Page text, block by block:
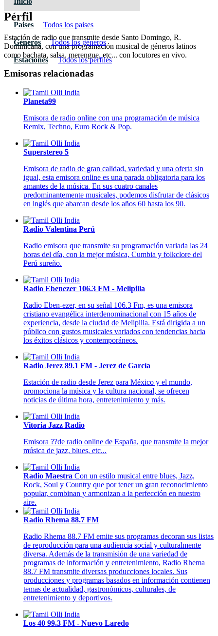
Paises Todos los paises
Géneros Todos los géneros
Estaciones Todos los pérfiles
Pérfil
Estación de radio que transmite desde Santo Domingo, R.
Dominicana, con una programación musical de géneros latinos
como bachata, salsa, merengue, etc... con locutores en vivo.
Emisoras relacionadas
Planeta99
Emisora de radio online con una programación de música
Remix, Techno, Euro Rock & Pop.
Superstereo 5
Emisora de radio de gran calidad, variedad y una oferta sin
igual, esta emisora online es una parada obligatoria para los
amantes de la música. En sus cuatro canales
predominantemente musicales, podemos disfrutar de clásicos
en inglés que abarcan desde los años 60 hasta los 90.
Radio Valentina Perú
Radio emisora que transmite su programación variada las 24
horas del día, con la mejor música, Cumbia y folkclore del
Perú sureño.
Radio Ebenezer 106.3 FM - Melipilla
Radio Eben-ezer, en su señal 106.3 Fm, es una emisora
cristiano evangélica interdenominacional con 15 años de
experiencia, desde la ciudad de Melipilla. Está dirigida a un
público con gustos musicales variados con tendencias hacia
los éxitos clásicos y contemporáneos.
Radio Jerez 89.1 FM - Jerez de García
Estación de radio desde Jerez para México y el mundo,
promociona la música y la cultura nacional, se ofrecen
noticias de última hora, entretenimiento y más.
Vitoria Jazz Radio
Emisora ??de radio online de España, que transmite la mejor
música de jazz, blues, etc...
Radio Maestra Con un estilo musical entre blues, Jazz,
Rock, Soul y Country que por tener un gran reconocimiento
popular, combinan y armonizan a la perfección en nuestro
aire.
Radio Rhema 88.7 FM
Radio Rhema 88.7 FM emite sus programas decoran sus listas
de reproducción para una audiencia social y culturalmente
diversa. Además de la transmisión de una variedad de
programas de información y entretenimiento, Radio Rhema
88.7 FM transmite diversas producciones locales. Sus
producciones y programas basados en información contienen
temas de actualidad, gastronómicos, culturales, de
entretenimiento y deportivos.
Los 40 99.3 FM - Nuevo Laredo